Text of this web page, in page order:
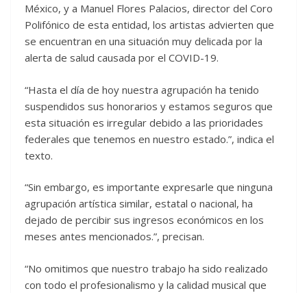
México, y a Manuel Flores Palacios, director del Coro
Polifónico de esta entidad, los artistas advierten que
se encuentran en una situación muy delicada por la
alerta de salud causada por el COVID-19.
“Hasta el día de hoy nuestra agrupación ha tenido
suspendidos sus honorarios y estamos seguros que
esta situación es irregular debido a las prioridades
federales que tenemos en nuestro estado.”, indica el
texto.
“Sin embargo, es importante expresarle que ninguna
agrupación artística similar, estatal o nacional, ha
dejado de percibir sus ingresos económicos en los
meses antes mencionados.”, precisan.
“No omitimos que nuestro trabajo ha sido realizado
con todo el profesionalismo y la calidad musical que